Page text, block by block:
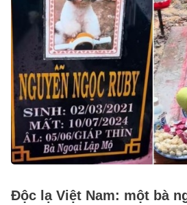
Độc lạ Việt Nam: một bà